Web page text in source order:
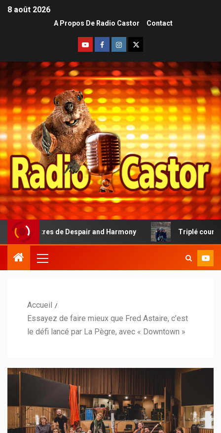
8 août 2026
A Propos De Radio Castor Contact
de Despair and Harmony Triplé country pour
Accueil
Essayez de faire mieux que Fred Astaire, c’est
le défi lancé par La Pègre, avec « Downtown »